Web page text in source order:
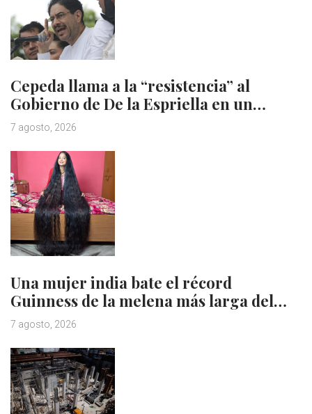
Cepeda llama a la “resistencia” al
Gobierno de De la Espriella en un…
7 agosto, 2026
Una mujer india bate el récord
Guinness de la melena más larga del…
7 agosto, 2026